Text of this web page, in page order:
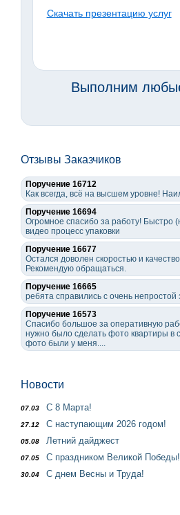
Скачать презентацию услуг
Выполним
Отзывы Заказчиков
Поручение 16712
Как всегда, всё на высшем уровне!
Поручение 16694
Огромное спасибо за работу! Быстро
видео процесс упаковки
Поручение 16677
Остался доволен скоростью и
Рекомендую обращаться.
Поручение 16665
ребята справились с очень
Поручение 16573
Спасибо большое за оперативную
нужно было сделать фото квартиры в
фото были у меня....
Новости
07.03 С 8 Марта!
27.12 С наступающим 2026 годом!
05.08 Летний дайджест
07.05 С праздником Великой Победы!
30.04 С днем Весны и Труда!